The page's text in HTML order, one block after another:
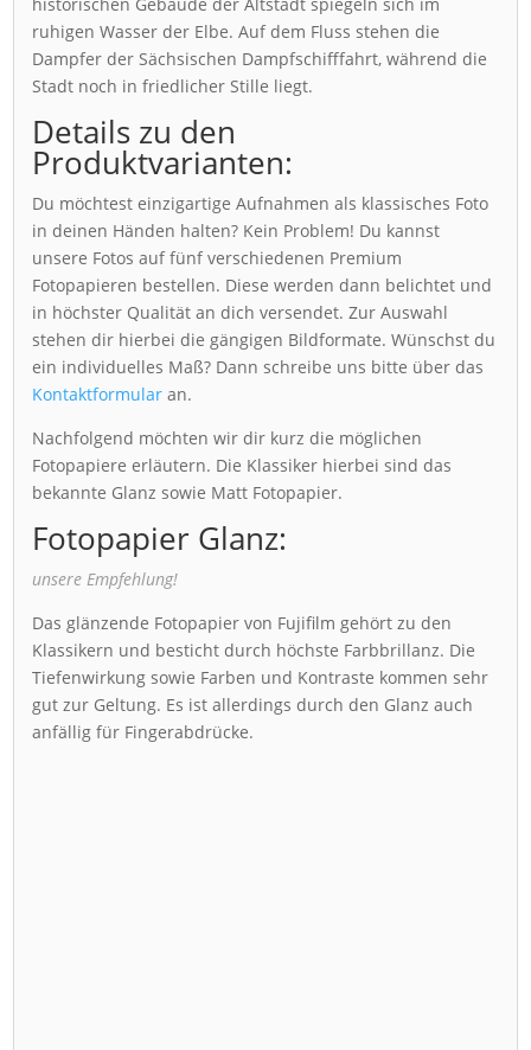
ruhigen Wasser der Elbe. Auf dem Fluss stehen die
Dampfer der Sächsischen Dampfschifffahrt, während die
Stadt noch in friedlicher Stille liegt.
Details zu den
Produktvarianten:
Du möchtest einzigartige Aufnahmen als klassisches Foto
in deinen Händen halten? Kein Problem! Du kannst
unsere Fotos auf fünf verschiedenen Premium
Fotopapieren bestellen. Diese werden dann belichtet und
in höchster Qualität an dich versendet. Zur Auswahl
stehen dir hierbei die gängigen Bildformate. Wünschst du
ein individuelles Maß? Dann schreibe uns bitte über das
Kontaktformular an.
Nachfolgend möchten wir dir kurz die möglichen
Fotopapiere erläutern. Die Klassiker hierbei sind das
bekannte Glanz sowie Matt Fotopapier.
Fotopapier Glanz:
unsere Empfehlung!
Das glänzende Fotopapier von Fujifilm gehört zu den
Klassikern und besticht durch höchste Farbbrillanz. Die
Tiefenwirkung sowie Farben und Kontraste kommen sehr
gut zur Geltung. Es ist allerdings durch den Glanz auch
anfällig für Fingerabdrücke.